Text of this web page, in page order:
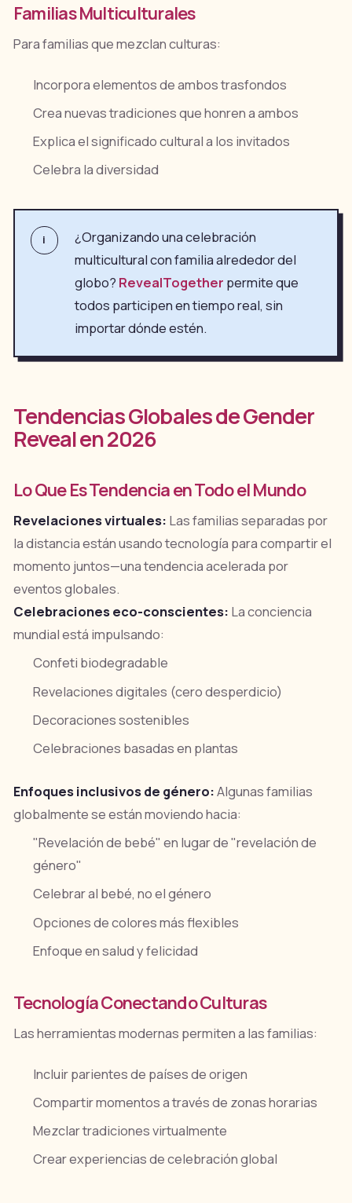
Familias Multiculturales
Para familias que mezclan culturas:
Incorpora elementos de ambos trasfondos
Crea nuevas tradiciones que honren a ambos
Explica el significado cultural a los invitados
Celebra la diversidad
i
¿Organizando una celebración
multicultural con familia alrededor del
globo? RevealTogether permite que
todos participen en tiempo real, sin
importar dónde estén.
Tendencias Globales de Gender
Reveal en 2026
Lo Que Es Tendencia en Todo el Mundo
Revelaciones virtuales: Las familias separadas por
la distancia están usando tecnología para compartir el
momento juntos—una tendencia acelerada por
eventos globales.
Celebraciones eco-conscientes: La conciencia
mundial está impulsando:
Confeti biodegradable
Revelaciones digitales (cero desperdicio)
Decoraciones sostenibles
Celebraciones basadas en plantas
Enfoques inclusivos de género:Algunas familias
globalmente se están moviendo hacia:
"Revelación de bebé" en lugar de "revelación de
género"
Celebrar al bebé, no el género
Opciones de colores más flexibles
Enfoque en salud y felicidad
Tecnología Conectando Culturas
Las herramientas modernas permiten a las familias:
Incluir parientes de países de origen
Compartir momentos a través de zonas horarias
Mezclar tradiciones virtualmente
Crear experiencias de celebración global